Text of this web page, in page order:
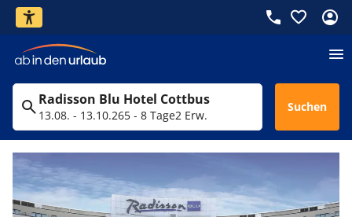
Radisson Blu Hotel Cottbus
13.08. - 13.10.265 - 8 Tage2 Erw.
Suchen